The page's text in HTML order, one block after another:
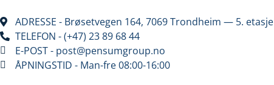
ADRESSE - Brøsetvegen 164, 7069 Trondheim — 5. etasje
TELEFON - (+47) 23 89 68 44
E-POST - post@pensumgroup.no
ÅPNINGSTID - Man-fre 08:00-16:00